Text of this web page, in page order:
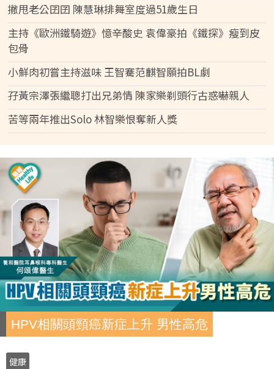
撇甩老公囝囝 陳慧琳排舞室度過51歲生日
主持《歐洲鐵騎遊》憶辛酸史 袁偉豪拍《鐵探》瘦到皮
包骨
小鮮肉初嘗主持滋味 王智騫范麒智願拍BL劇
孖黃宗澤張繼聰打出兄弟情 陳家樂剃頭行古惑嚇親人
苦等兩年推出Solo 林智樂恨奪新人獎
HPV相關頭頸癌新症上升 男性高危
健康